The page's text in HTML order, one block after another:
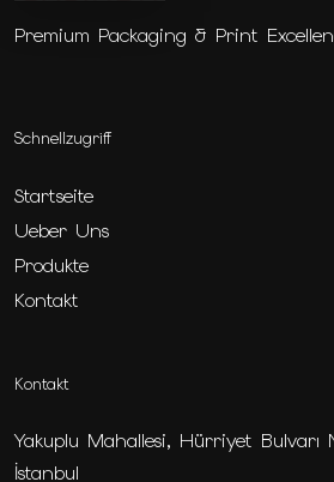
Premium Packaging & Print
Schnellzugriff
Startseite
Ueber Uns
Produkte
Kontakt
Kontakt
Yakuplu Mahallesi, Hürriyet Bulvarı
İstanbul